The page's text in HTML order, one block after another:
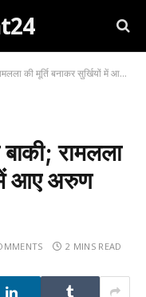
सुर्खियों में आए अरुण योगीराज को लेकर दावा
रामलला
में आए अरुण
2 MINS READ